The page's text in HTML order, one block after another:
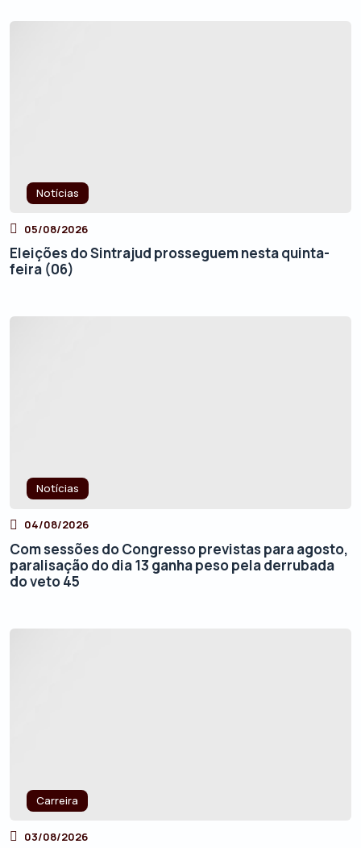
Notícias
05/08/2026
Eleições do Sintrajud prosseguem nesta quinta-
feira (06)
Notícias
04/08/2026
Com sessões do Congresso previstas para agosto,
paralisação do dia 13 ganha peso pela derrubada
do veto 45
Carreira
03/08/2026